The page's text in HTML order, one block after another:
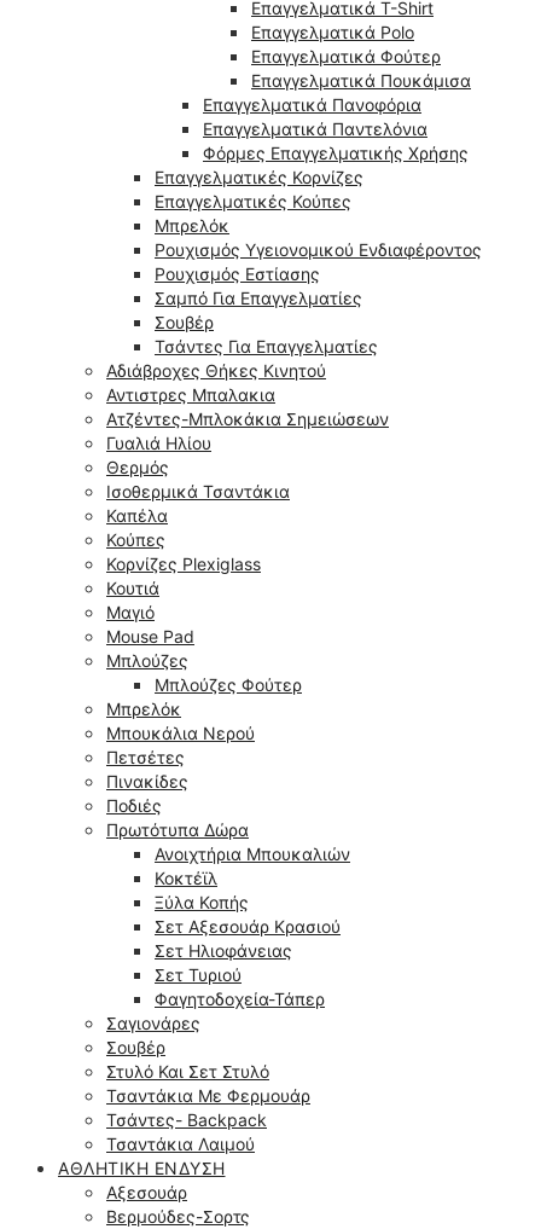
Επαγγελματικά T-Shirt
Επαγγελματικά Polo
Επαγγελματικά Φούτερ
Επαγγελματικά Πουκάμισα
Επαγγελματικά Πανοφόρια
Επαγγελματικά Παντελόνια
Φόρμες Επαγγελματικής Χρήσης
Επαγγελματικές Κορνίζες
Επαγγελματικές Κούπες
Μπρελόκ
Ρουχισμός Υγειονομικού Ενδιαφέροντος
Ρουχισμός Εστίασης
Σαμπό Για Επαγγελματίες
Σουβέρ
Τσάντες Για Επαγγελματίες
Αδιάβροχες Θήκες Κινητού
Αντιστρες Μπαλακια
Ατζέντες-Μπλοκάκια Σημειώσεων
Γυαλιά Ηλίου
Θερμός
Ισοθερμικά Τσαντάκια
Καπέλα
Κούπες
Κορνίζες Plexiglass
Κουτιά
Μαγιό
Mouse Pad
Μπλούζες
Μπλούζες Φούτερ
Μπρελόκ
Μπουκάλια Νερού
Πετσέτες
Πινακίδες
Ποδιές
Πρωτότυπα Δώρα
Ανοιχτήρια Μπουκαλιών
Κοκτέϊλ
Ξύλα Κοπής
Σετ Αξεσουάρ Κρασιού
Σετ Ηλιοφάνειας
Σετ Τυριού
Φαγητοδοχεία-Τάπερ
Σαγιονάρες
Σουβέρ
Στυλό Και Σετ Στυλό
Τσαντάκια Με Φερμουάρ
Τσάντες- Backpack
Τσαντάκια Λαιμού
ΑΘΛΗΤΙΚΉ ΈΝΔΥΣΗ
Αξεσουάρ
Βερμούδες-Σορτς